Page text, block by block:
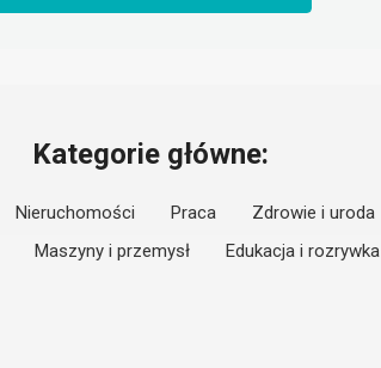
Kategorie główne:
Nieruchomości Praca Zdrowie i uroda
Maszyny i przemysł Edukacja i rozrywka